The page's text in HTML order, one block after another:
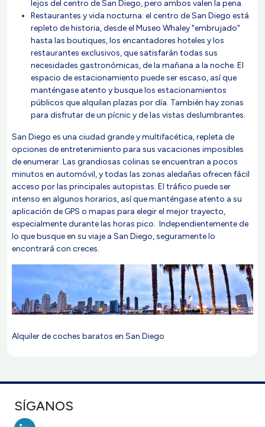
lejos del centro de San Diego, pero ambos valen la pena.
Restaurantes y vida nocturna: el centro de San Diego está
repleto de historia, desde el Museo Whaley "embrujado"
hasta las boutiques, los encantadores hoteles y los
restaurantes exclusivos, que satisfarán todas sus
necesidades gastronómicas, de la mañana a la noche. El
espacio de estacionamiento puede ser escaso, así que
manténgase atento y busque los estacionamientos
públicos que alquilan plazas por día. También hay zonas
para disfrutar de un pícnic y de las vistas deslumbrantes.
San Diego es una ciudad grande y multifacética, repleta de
opciones de entretenimiento para sus vacaciones imposibles
de enumerar. Las grandiosas colinas se encuentran a pocos
minutos en automóvil, y todas las zonas aledañas ofrecen fácil
acceso por las principales autopistas. El tráfico puede ser
intenso en algunos horarios, así que manténgase atento a su
aplicación de GPS o mapas para elegir el mejor trayecto,
especialmente durante las horas pico. Independientemente de
lo que busque en su viaje a San Diego, seguramente lo
encontrará con creces.
Alquiler de coches baratos en San Diego
SÍGANOS